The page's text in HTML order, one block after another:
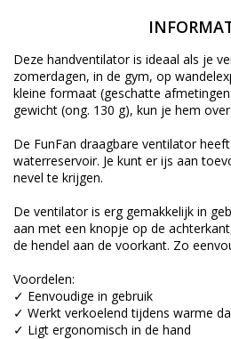
Deze handventilator is ideaal als je
zomerdagen, in de gym, op
kleine formaat (geschatte
gewicht (ong. 130 g), kun je hem
De FunFan draagbare ventilator
waterreservoir. Je kunt er ijs aan
nevel te krijgen.
De ventilator is erg gemakkelijk in
aan met een knopje op de
de hendel aan de voorkant. Zo
Voordelen:
✓ Eenvoudige in gebruik
✓ Werkt verkoelend tijdens warme
✓ Ligt ergonomisch in de hand